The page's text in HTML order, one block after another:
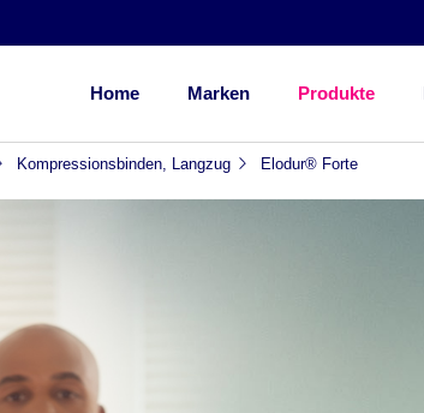
Home Marken Produkte
Kompressionsbinden, Langzug Elodur® Forte